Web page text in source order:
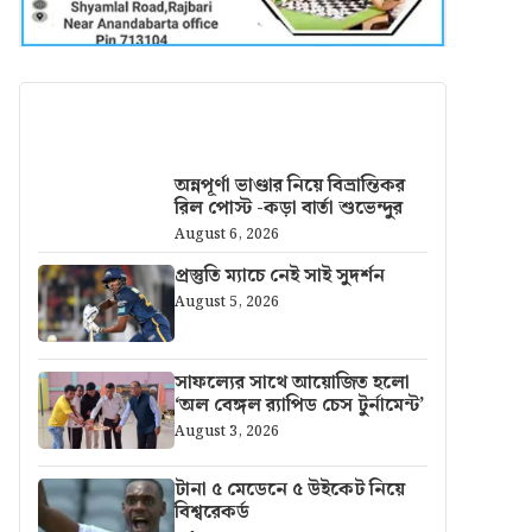
অন্নপূর্ণা ভাণ্ডার নিয়ে বিভ্রান্তিকর
রিল পোস্ট -কড়া বার্তা শুভেন্দুর
August 6, 2026
প্রস্তুতি ম্যাচে নেই সাই সুদর্শন
August 5, 2026
সাফল্যের সাথে আয়োজিত হলো
‘অল বেঙ্গল র‍্যাপিড চেস টুর্নামেন্ট’
August 3, 2026
টানা ৫ মেডেনে ৫ উইকেট নিয়ে
বিশ্বরেকর্ড